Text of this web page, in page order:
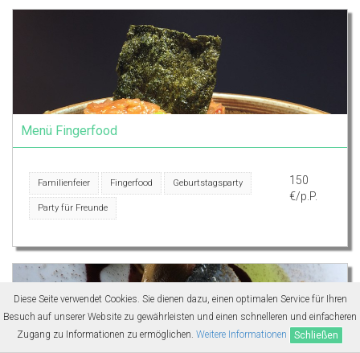
Menü Fingerfood
Familienfeier Fingerfood Geburtstagsparty
Party für Freunde
150
€/p.P.
Diese Seite verwendet Cookies. Sie dienen dazu, einen optimalen Service für Ihren
Besuch auf unserer Website zu gewährleisten und einen schnelleren und einfacheren
Zugang zu Informationen zu ermöglichen. Weitere Informationen Schließen